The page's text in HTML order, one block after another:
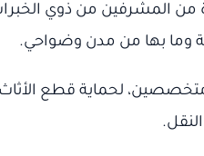
المشرفين من ذوي
وما بها من مدن وضواحي.
متخصصين، لحماية قطع
النقل.